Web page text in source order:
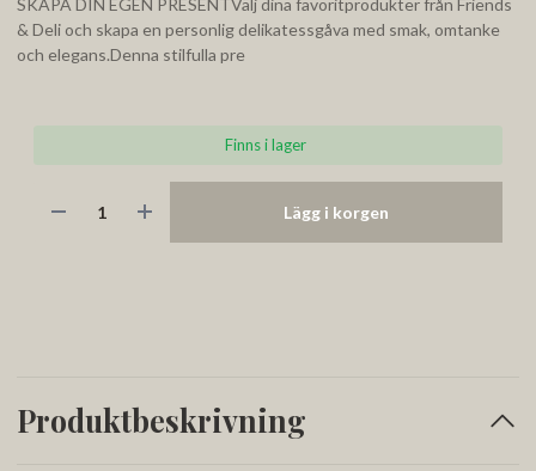
& Deli och skapa en personlig delikatessgåva med smak, omtanke
och elegans.Denna stilfulla pre
Finns i lager
Lägg i korgen
Produktbeskrivning